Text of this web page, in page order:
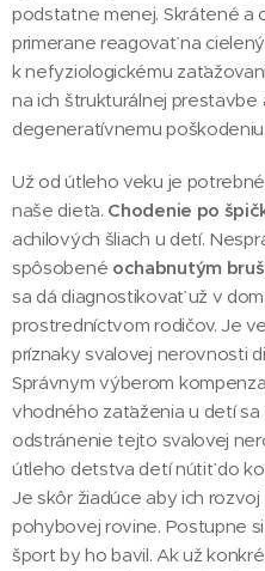
podstatne menej. Skrátené a
primerane reagovať na
k nefyziologickému
na ich štrukturálnej prestavbe
degeneratívnemu poškodeniu.
Už od útleho veku je
naše dieťa. Chodenie po
achilových šliach u detí.
spôsobené ochabnutým
sa dá diagnostikovať už v
prostredníctvom rodičov. Je
príznaky svalovej nerovnosti
Správnym výberom
vhodného zaťaženia u detí sa
odstránenie tejto svalovej
útleho detstva detí nútiť do
Je skôr žiadúce aby ich
pohybovej rovine. Postupne
šport by ho bavil. Ak už